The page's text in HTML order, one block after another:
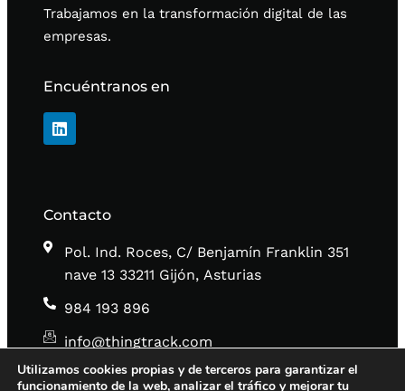
Trabajamos en la transformación digital de las
empresas.
Encuéntranos en
Contacto
Pol. Ind. Roces, C/ Benjamín Franklin 351
nave 13 33211 Gijón, Asturias
984 193 896
info@thingtrack.com
Utilizamos cookies propias y de terceros para garantizar el
funcionamiento de la web, analizar el tráfico y mejorar tu